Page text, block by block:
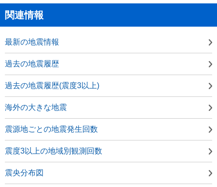
関連情報
最新の地震情報
過去の地震履歴
過去の地震履歴(震度3以上)
海外の大きな地震
震源地ごとの地震発生回数
震度3以上の地域別観測回数
震央分布図